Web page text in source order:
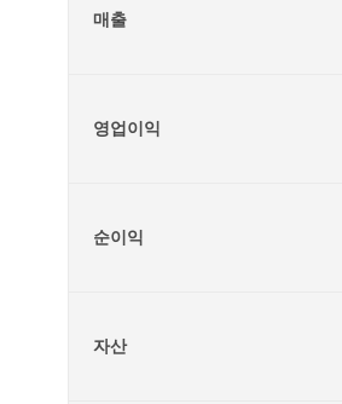
매출
영업이익
순이익
자산